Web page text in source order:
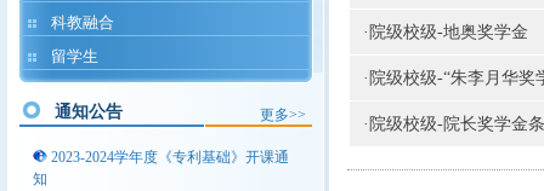
科教融合
留学生
通知公告 更多>>
关于举办中国科学院大学2025年研究生
学术论坛“科研向未来—新化工前沿交叉
学科”分论坛的通知
关于2024-2025学年秋季学期高年级研
究生课程学习报名、选课及成绩认定的通
知
2023-2024学年度《专利基础》开课通
知
· 院级校级-地奥奖学金
· 院级校级-“朱李月华奖
· 院级校级-院长奖学金